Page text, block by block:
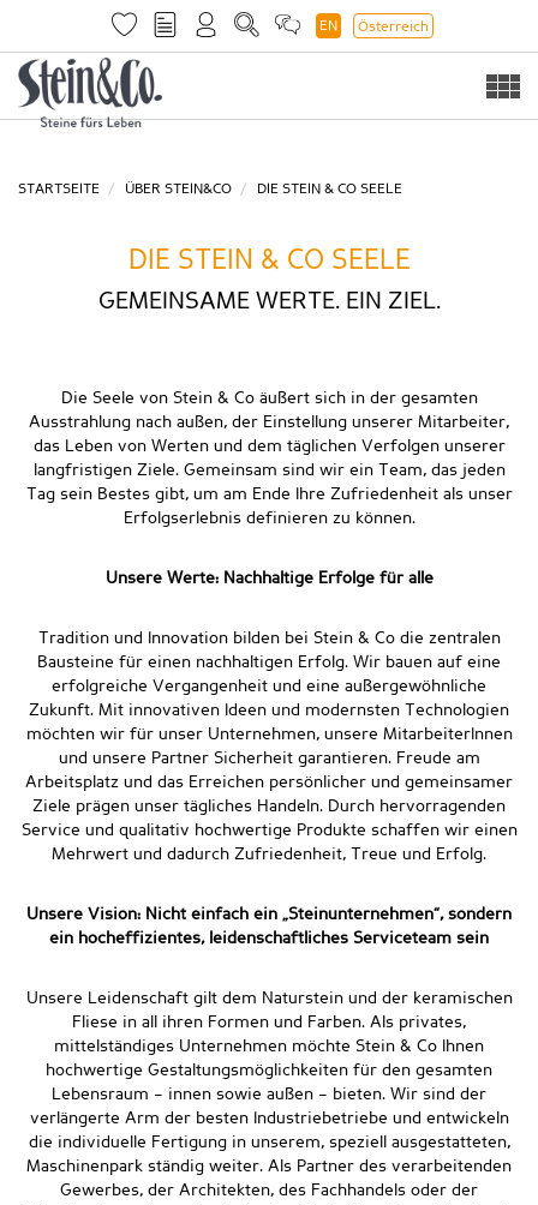
EN Österreich
STARTSEITE ÜBER STEIN&CO DIE STEIN & CO SEELE
DIE STEIN & CO SEELE
GEMEINSAME WERTE. EIN ZIEL.
Die Seele von Stein & Co äußert sich in der gesamten
Ausstrahlung nach außen, der Einstellung unserer Mitarbeiter,
das Leben von Werten und dem täglichen Verfolgen unserer
langfristigen Ziele. Gemeinsam sind wir ein Team, das jeden
Tag sein Bestes gibt, um am Ende Ihre Zufriedenheit als unser
Erfolgserlebnis definieren zu können.
Unsere Werte: Nachhaltige Erfolge für alle
Tradition und Innovation bilden bei Stein & Co die zentralen
Bausteine für einen nachhaltigen Erfolg. Wir bauen auf eine
erfolgreiche Vergangenheit und eine außergewöhnliche
Zukunft. Mit innovativen Ideen und modernsten Technologien
möchten wir für unser Unternehmen, unsere MitarbeiterInnen
und unsere Partner Sicherheit garantieren. Freude am
Arbeitsplatz und das Erreichen persönlicher und gemeinsamer
Ziele prägen unser tägliches Handeln. Durch hervorragenden
Service und qualitativ hochwertige Produkte schaffen wir einen
Mehrwert und dadurch Zufriedenheit, Treue und Erfolg.
Unsere Vision: Nicht einfach ein „Steinunternehmen“, sondern
ein hocheffizientes, leidenschaftliches Serviceteam sein
Unsere Leidenschaft gilt dem Naturstein und der keramischen
Fliese in all ihren Formen und Farben. Als privates,
mittelständiges Unternehmen möchte Stein & Co Ihnen
hochwertige Gestaltungsmöglichkeiten für den gesamten
Lebensraum – innen sowie außen – bieten. Wir sind der
verlängerte Arm der besten Industriebetriebe und entwickeln
die individuelle Fertigung in unserem, speziell ausgestatteten,
Maschinenpark ständig weiter. Als Partner des verarbeitenden
Gewerbes, der Architekten, des Fachhandels oder der